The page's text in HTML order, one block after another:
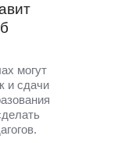
могут
и сдачи